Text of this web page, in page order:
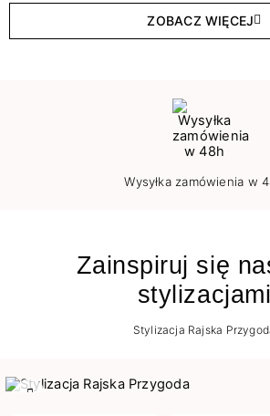
ZOBACZ WIĘCEJ
Wysyłka zamówienia w
Zainspiruj się
stylizacjami
Stylizacja Rajska